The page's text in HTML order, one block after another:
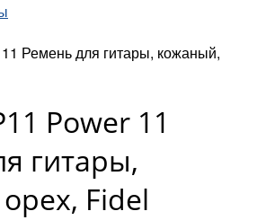
Ремень для гитары, кожаный,
Power 11
гитары,
Fidel